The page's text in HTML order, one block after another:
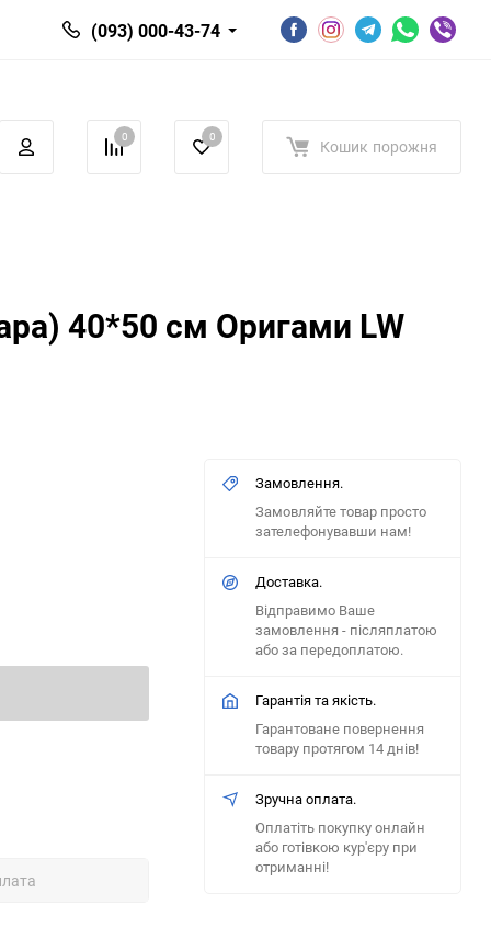
(093) 000-43-74
0 0 Кошик порожня
40*50 см Оригами LW
Замовлення.
Замовляйте товар просто
зателефонувавши нам!
Доставка.
Відправимо Ваше
замовлення - післяплатою
або за передоплатою.
Гарантія та якість.
Гарантоване повернення
товару протягом 14 днів!
Зручна оплата.
Оплатіть покупку онлайн
або готівкою кур'єру при
отриманні!